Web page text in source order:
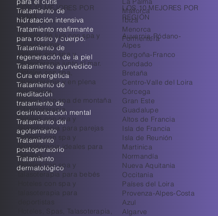
Tratamiento de
hidratación intensiva
Tratamiento reafirmante
para rostro y cuerpo.
Tratamiento de
regeneración de la piel
Tratamiento ayurvédico
Cura energética
Tratamiento de
meditación
tratamiento de
desintoxicación mental
Tratamiento del
agotamiento
Tratamiento
postoperatorio
Tratamiento
dermatológico
Mallorca
Ibiza
Menorca
Formentera
LOS 10 MEJORES POR
REGIÓN
Auvernia-Ródano-
Alpes
Borgoña-Franco
Condado
Bretaña
Centro-Valle del Loira
Córcega
Gran Este
Guadalupe
Altos de Francia
Isla de Francia
Isla de Reunión
Martinica
Normandía
Nueva Aquitania
Occitania
Países del Loira
Provenza-Alpes-Costa
Azul
Algarve
LOS 10 MEJORES POR
TEMA
Hoteles de lujo con spa y
talasoterapia
Hoteles con spa y
talasoterapia junto al mar.
Hoteles con spa,
talasoterapia y en plena
naturaleza.
Hoteles con spa de montaña
y talasoterapia
Hoteles con spa y
talasoterapia para parejas
Hoteles con spa y
talasoterapia ideales para
familias
Hoteles con spa y
talasoterapia para bebés
Hoteles con spa y
talasoterapia para
deportistas
Hoteles, Spas, Talasoterapia,